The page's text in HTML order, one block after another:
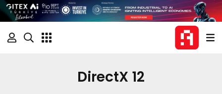
DirectX 12